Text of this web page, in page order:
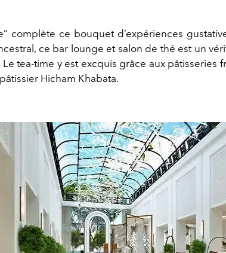
complète ce bouquet d’expériences
ce bar lounge et salon de thé est un
Le tea-time y est excquis grâce aux pâtisseries
Hicham Khabata.